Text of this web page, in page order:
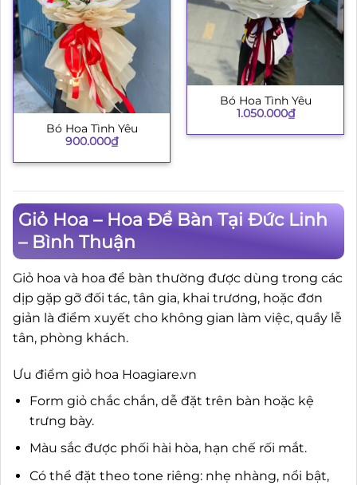
Bó Hoa Tình Yêu
900.000₫
Bó Hoa Tình Yêu
1.050.000₫
Giỏ Hoa – Hoa Để Bàn Tại Đức Linh
– Bình Thuận
Giỏ hoa và hoa để bàn thường được dùng trong các
dịp gặp gỡ đối tác, tân gia, khai trương, hoặc đơn
giản là điểm xuyết cho không gian làm việc, quầy lễ
tân, phòng khách.
Ưu điểm giỏ hoa Hoagiare.vn
Form giỏ chắc chắn, dễ đặt trên bàn hoặc kệ
trưng bày.
Màu sắc được phối hài hòa, hạn chế rối mắt.
Có thể đặt theo tone riêng: nhẹ nhàng, nổi bật,